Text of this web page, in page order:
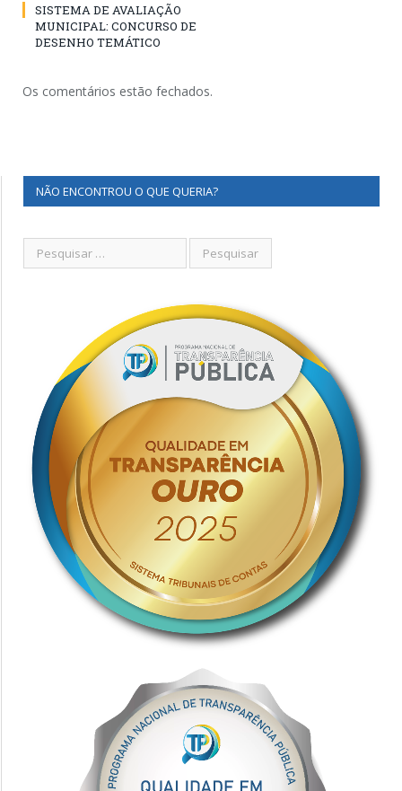
SISTEMA DE AVALIAÇÃO
MUNICIPAL: CONCURSO DE
DESENHO TEMÁTICO
Os comentários estão fechados.
NÃO ENCONTROU O QUE QUERIA?